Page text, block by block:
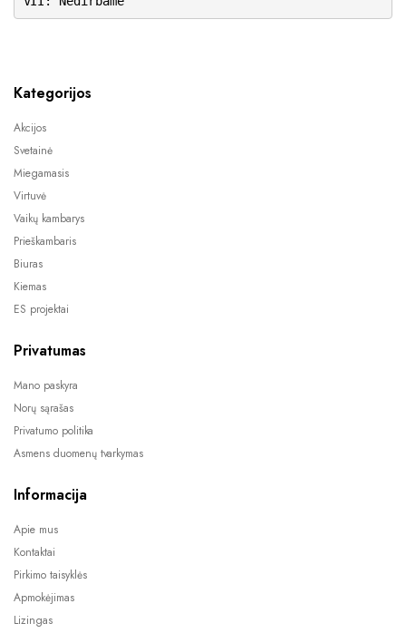
Kategorijos
Akcijos
Svetainė
Miegamasis
Virtuvė
Vaikų kambarys
Prieškambaris
Biuras
Kiemas
ES projektai
Privatumas
Mano paskyra
Norų sąrašas
Privatumo politika
Asmens duomenų tvarkymas
Informacija
Apie mus
Kontaktai
Pirkimo taisyklės
Apmokėjimas
Lizingas